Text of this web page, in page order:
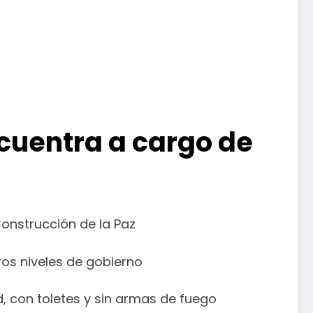
a cargo de
de la Paz
niveles de gobierno
toletes y sin armas de fuego